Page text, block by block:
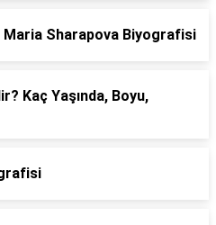
Sharapova Biyografisi
Kaç Yaşında, Boyu,